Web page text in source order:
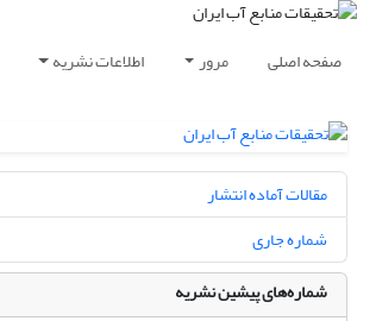
صفحه اصلی مرور اطلاعات نشریه
مقالات آماده انتشار
شماره جاری
شماره‌های پیشین نشریه